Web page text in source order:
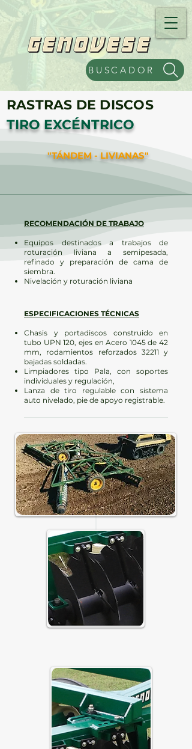
BUSCADOR
RASTRAS DE DISCOS
TIRO EXCÉNTRICO
"TÁNDEM - LIVIANAS"
RECOMENDACIÓN DE TRABAJO
Equipos destinados a trabajos de
roturación liviana a semipesada,
refinado y preparación de cama de
siembra.
Nivelación y roturación liviana
ESPECIFICACIONES TÉCNICAS
Chasis y portadiscos construido en
tubo UPN 120, ejes en Acero 1045 de 42
mm, rodamientos reforzados 32211 y
bajadas soldadas.
Limpiadores tipo Pala, con soportes
individuales y regulación,
Lanza de tiro regulable con sistema
auto nivelado, pie de apoyo registrable.